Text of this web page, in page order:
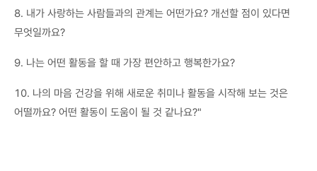
8. 내가 사랑하는 사람들과의 관계는 어떤가요? 개선할 점이 있다면
무엇일까요?
9. 나는 어떤 활동을 할 때 가장 편안하고 행복한가요?
10. 나의 마음 건강을 위해 새로운 취미나 활동을 시작해 보는 것은
어떨까요? 어떤 활동이 도움이 될 것 같나요?"